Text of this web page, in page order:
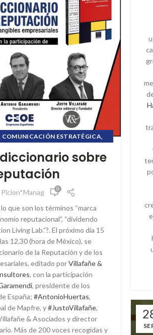
COMUNICACIÓN ESTRATÉGICA,
,ETHICSMATTER,
,INFORMACIÓN FINANCIERA
PL COMUNICACIÓN,
PÚBLICAS,REPUTACIÓN,
, SOCIAL MEDIA ,
VILLAFANE&ASOCIADOS
sobre
Plcion*Manag 0
que son los términos “marca
reputacional”, “dividendo
Living Lab.”?. El próximo día 15
12.30 (hora de México), se
de la Reputación y de los
editado porVillafañe &
, con la participación
, presidente de los
España; #AntonioHuertas,
de Mapfre, y#JustoVillafañe,
& Asociados y director
Más de 200 voces recogidas y